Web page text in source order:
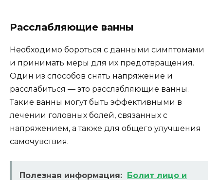
Расслабляющие ванны
Необходимо бороться с данными симптомами
и принимать меры для их предотвращения.
Один из способов снять напряжение и
расслабиться — это расслабляющие ванны.
Такие ванны могут быть эффективными в
лечении головных болей, связанных с
напряжением, а также для общего улучшения
самочувствия.
Полезная информация: Болит лицо и